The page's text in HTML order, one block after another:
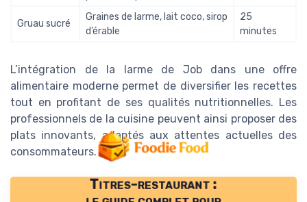
Gruau sucré
Graines de larme, lait coco, sirop
d’érable
25
minutes
L’intégration de la larme de Job dans une offre
alimentaire moderne permet de diversifier les recettes
tout en profitant de ses qualités nutritionnelles. Les
professionnels de la cuisine peuvent ainsi proposer des
plats innovants, adaptés aux attentes actuelles des
consommateurs.
Titres-restaurant :